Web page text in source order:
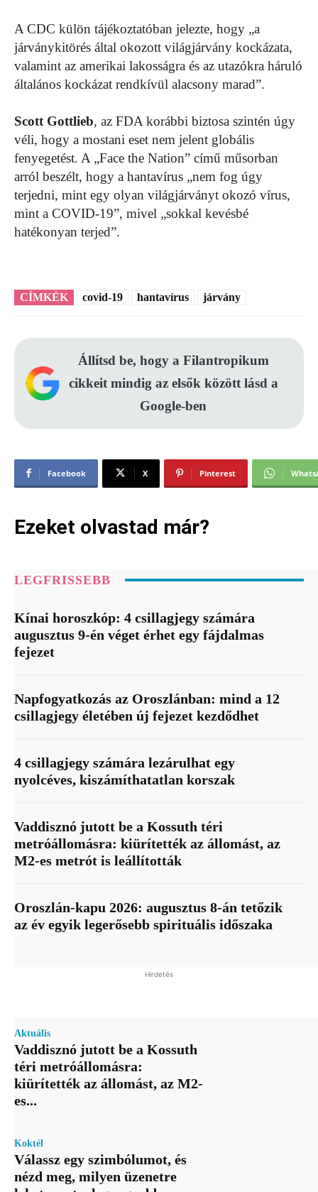
A CDC külön tájékoztatóban jelezte, hogy „a
járványkitörés által okozott világjárvány kockázata,
valamint az amerikai lakosságra és az utazókra háruló
általános kockázat rendkívül alacsony marad”.
Scott Gottlieb, az FDA korábbi biztosa szintén úgy
véli, hogy a mostani eset nem jelent globális
fenyegetést. A „Face the Nation” című műsorban
arról beszélt, hogy a hantavírus „nem fog úgy
terjedni, mint egy olyan világjárványt okozó vírus,
mint a COVID-19”, mivel „sokkal kevésbé
hatékonyan terjed”.
CÍMKÉK covid-19 hantavírus járvány
Állítsd be, hogy a Filantropikum
cikkeit mindig az elsők között lásd a
Google-ben
Facebook X Pinterest
Ezeket olvastad már?
LEGFRISSEBB
Kínai horoszkóp: 4 csillagjegy számára
augusztus 9-én véget érhet egy fájdalmas
fejezet
Napfogyatkozás az Oroszlánban: mind a 12
csillagjegy életében új fejezet kezdődhet
4 csillagjegy számára lezárulhat egy
nyolcéves, kiszámíthatatlan korszak
Vaddisznó jutott be a Kossuth téri
metróállomásra: kiürítették az állomást, az
M2-es metrót is leállították
Oroszlán-kapu 2026: augusztus 8-án tetőzik
az év egyik legerősebb spirituális időszaka
Hirdetés
Aktuális
Vaddisznó jutott be a Kossuth
téri metróállomásra:
kiürítették az állomást, az M2-
es...
Koktél
Válassz egy szimbólumot, és
nézd meg, milyen üzenetre